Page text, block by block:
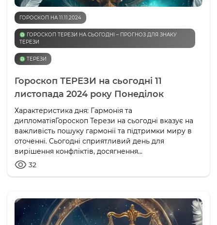
ГОРОСКОП НА 11.11.2024
♎️ ГОРОСКОП ТЕРЕЗИ НА СЬОГОДНІ – ПРОГНОЗ ДЛЯ ЗНАКУ
ТЕРЕЗИ
♎️ ТЕРЕЗИ
Гороскоп ТЕРЕЗИ на сьогодні 11
листопада 2024 року Понеділок
Характеристика дня: Гармонія та
дипломатіяГороскоп Терези на сьогодні вказує на
важливість пошуку гармонії та підтримки миру в
оточенні. Сьогодні сприятливий день для
вирішення конфліктів, досягнення...
32